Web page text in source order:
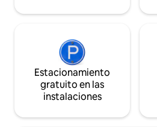
Estacionamiento
gratuito en las
instalaciones